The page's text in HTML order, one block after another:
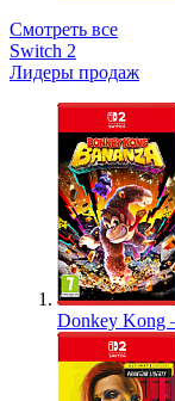
Смотреть все
Switch 2
Лидеры продаж
Donkey Kong